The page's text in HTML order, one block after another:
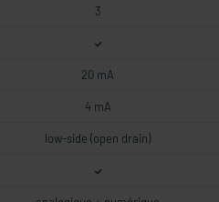
3
20 mA
4 mA
low-side (open drain)